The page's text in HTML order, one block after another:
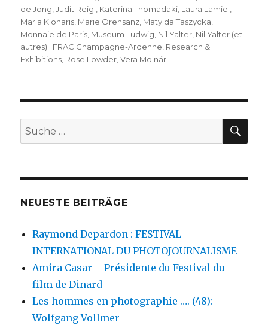
de Jong,Judit Reigl, Katerina Thomadaki, Laura Lamiel,
Maria Klonaris, Marie Orensanz, Matylda Taszycka,
Monnaie de Paris, Museum Ludwig, Nil Yalter, Nil Yalter (et
autres) : FRAC Champagne-Ardenne, Research &
Exhibitions, Rose Lowder,Vera Molnár
Suche
nach:
NEUESTE BEITRÄGE
Raymond Depardon : FESTIVAL
INTERNATIONAL DU PHOTOJOURNALISME
Amira Casar – Présidente du Festival du
film de Dinard
Les hommes en photographie …. (48):
Wolfgang Vollmer